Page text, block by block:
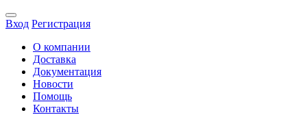
Вход Регистрация
О компании
Доставка
Документация
Новости
Помощь
Контакты